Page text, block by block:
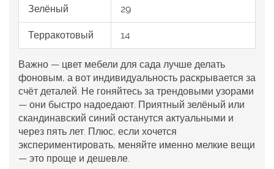
Зелёный 29
Терракотовый 14
Важно — цвет мебели для сада лучше делать
фоновым, а вот индивидуальность раскрывается за
счёт деталей. Не гоняйтесь за трендовыми узорами
— они быстро надоедают. Приятный зелёный или
скандинавский синий останутся актуальными и
через пять лет. Плюс, если хочется
экспериментировать, меняйте именно мелкие вещи
— это проще и дешевле.